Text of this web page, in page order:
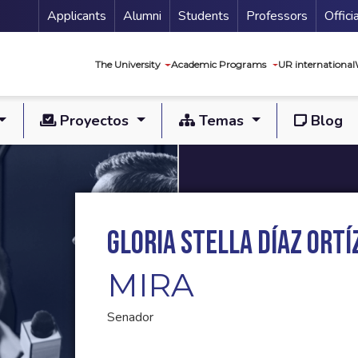
Menu Secundario
Applicants Alumni Students Professors
The University Academic Programs UR international
Proyectos Temas Blog
Gloria Stella Díaz
MIRA
Senador